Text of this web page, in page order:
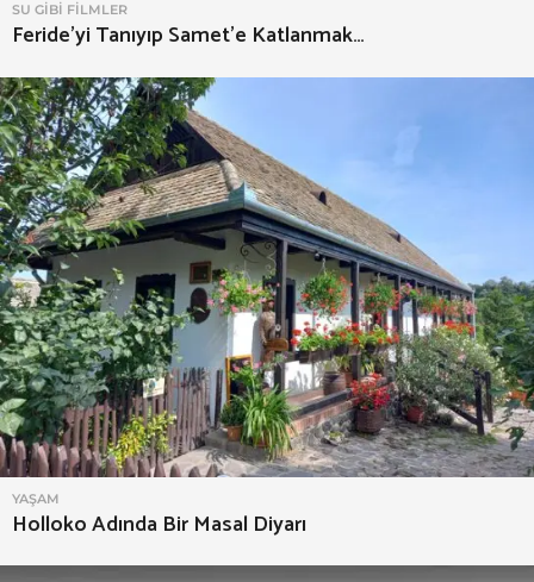
SU GIBI FILMLER
Feride’yi Tanıyıp Samet’e Katlanmak…
YAŞAM
Holloko Adında Bir Masal Diyarı